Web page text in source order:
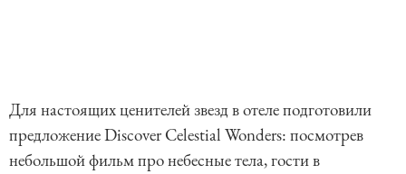
Для настоящих ценителей звезд в отеле подготовили
предложение Discover Celestial Wonders: посмотрев
небольшой фильм про небесные тела, гости в